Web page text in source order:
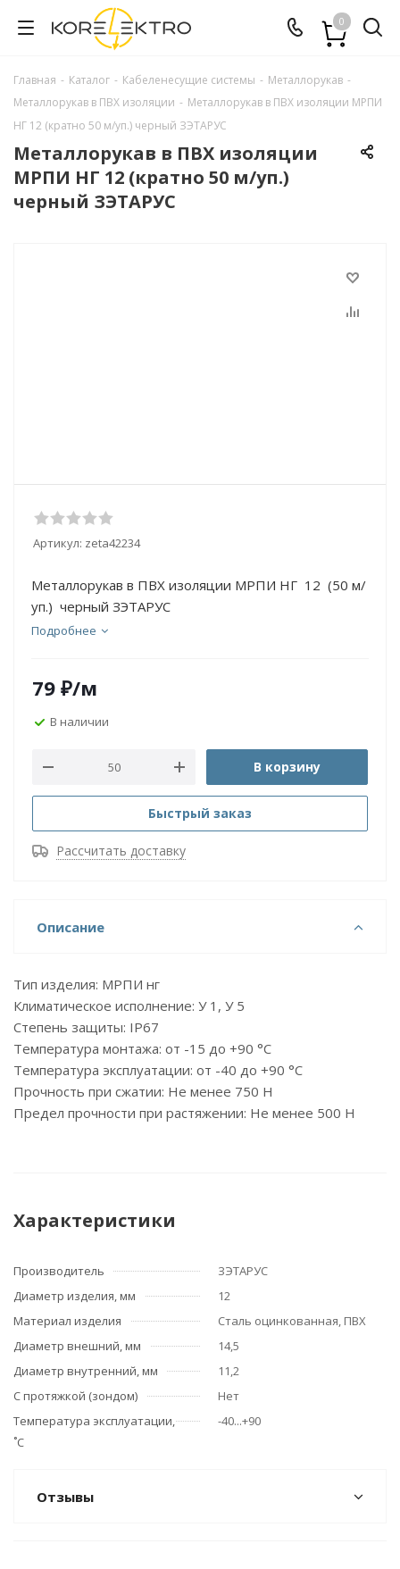
0
Главная - Каталог - Кабеленесущие системы - Металлорукав -
Металлорукав в ПВХ изоляции - Металлорукав в ПВХ изоляции МРПИ
НГ 12 (кратно 50 м/уп.) черный ЗЭТАРУС
Металлорукав в ПВХ изоляции
МРПИ НГ 12 (кратно 50 м/уп.)
черный ЗЭТАРУС
Артикул: zeta42234
Металлорукав в ПВХ изоляции МРПИ НГ 12 (50 м/
уп.) черный ЗЭТАРУС
Подробнее
79 ₽/м
В наличии
В корзину
Быстрый заказ
Рассчитать доставку
Описание
Тип изделия: МРПИ нг
Климатическое исполнение: У 1, У 5
Степень защиты: IP67
Температура монтажа: от -15 до +90 °С
Температура эксплуатации: от -40 до +90 °С
Прочность при сжатии: Не менее 750 H
Предел прочности при растяжении: Не менее 500 Н
Характеристики
Производитель
ЗЭТАРУС
Диаметр изделия, мм
12
Материал изделия
Сталь оцинкованная, ПВХ
Диаметр внешний, мм
14,5
Диаметр внутренний, мм
11,2
С протяжкой (зондом)
Нет
Температура эксплуатации,
˚С
-40...+90
Отзывы